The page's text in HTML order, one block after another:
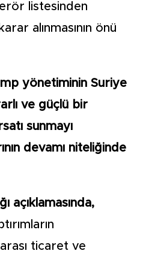
listesinden
alınmasının önü
yönetiminin Suriye
ve güçlü bir
sunmayı
devamı niteliğinde
açıklamasında,
ticaret ve